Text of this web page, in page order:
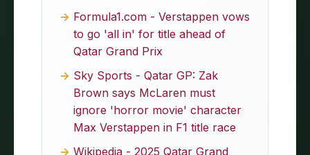
Formula1.com - Verstappen vows
to go 'all in' for title ahead of
Qatar Grand Prix
Sky Sports - Qatar GP: Zak
Brown says McLaren must
ignore 'horror movie' character
Max Verstappen in F1 title race
Wikipedia - 2025 Qatar Grand